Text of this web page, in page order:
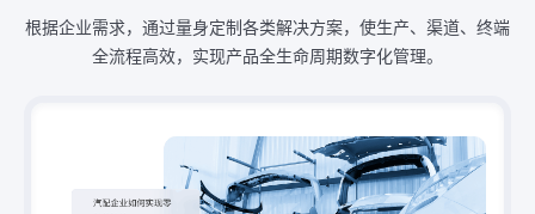
根据企业需求，通过量身定制各类解决方案，使生产、渠道、终端
全流程高效，实现产品全生命周期数字化管理。